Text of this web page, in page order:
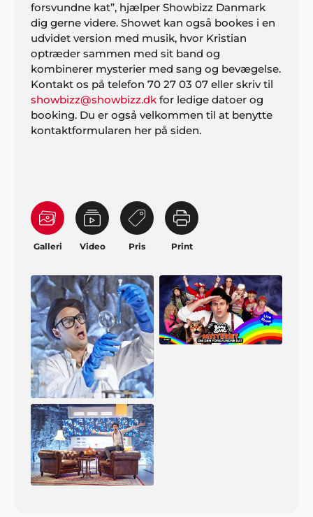
forsvundne kat”, hjælper Showbizz Danmark
dig gerne videre. Showet kan også bookes i en
udvidet version med musik, hvor Kristian
optræder sammen med sit band og
kombinerer mysterier med sang og bevægelse.
Kontakt os på telefon 70 27 03 07 eller skriv til
showbizz@showbizz.dk for ledige datoer og
booking. Du er også velkommen til at benytte
kontaktformularen her på siden.
Galleri Video Pris Print